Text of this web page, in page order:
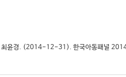
최윤경. (2014-12-31). 한국아동패널